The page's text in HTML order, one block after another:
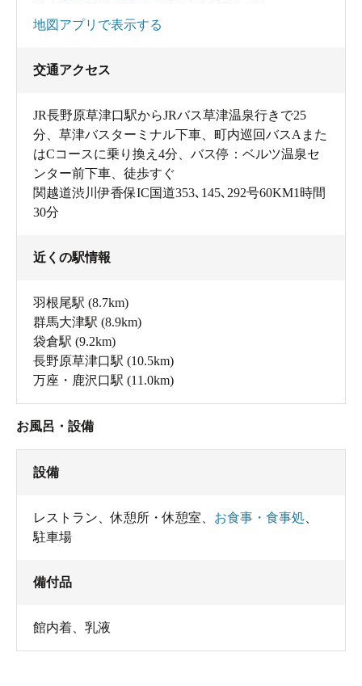
地図アプリで表示する
交通アクセス
JR長野原草津口駅からJRバス草津温泉行きで25
分、草津バスターミナル下車、町内巡回バスAまた
はCコースに乗り換え4分、バス停：ベルツ温泉セ
ンター前下車、徒歩すぐ
関越道渋川伊香保IC国道353､145､292号60KM1時間
30分
近くの駅情報
羽根尾駅 (8.7km)
群馬大津駅 (8.9km)
袋倉駅 (9.2km)
長野原草津口駅 (10.5km)
万座・鹿沢口駅 (11.0km)
お風呂・設備
設備
レストラン 、休憩所・休憩室 お食事・食事処
駐車場
備付品
館内着 乳液